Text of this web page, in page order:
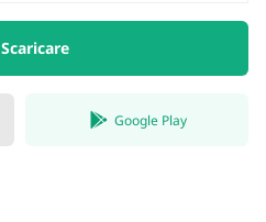
Scaricare
Google Play